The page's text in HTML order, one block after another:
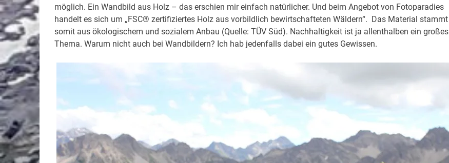
möglich. Ein Wandbild aus Holz – das erschien mir einfach natürlicher. Und beim Angebot von Fotoparadies
handelt es sich um „FSC® zertifiziertes Holz aus vorbildlich bewirtschafteten Wäldern“. Das Material stammt
somit aus ökologischem und sozialem Anbau (Quelle: TÜV Süd). Nachhaltigkeit ist ja allenthalben ein großes
Thema. Warum nicht auch bei Wandbildern? Ich hab jedenfalls dabei ein gutes Gewissen.